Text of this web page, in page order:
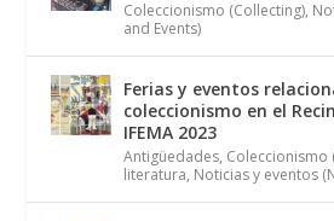
Coleccionismo (Collecting),
and Events)
Ferias y eventos
coleccionismo en el
IFEMA 2023
Antigüedades, Coleccionismo
literatura, Noticias y eventos